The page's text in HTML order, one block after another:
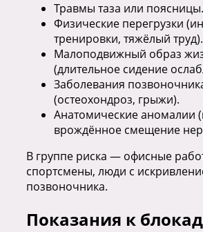
Травмы таза или поясницы.
Физические перегрузки
тренировки, тяжёлый труд).
Малоподвижный образ
(длительное сидение
Заболевания
(остеохондроз, грыжи).
Анатомические аномалии
врождённое смещение
В группе риска — офисные
спортсмены, люди с
позвоночника.
Показания к